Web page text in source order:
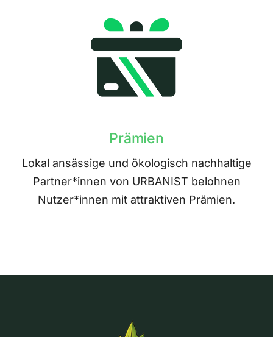
Prämien
Lokal ansässige und ökologisch nachhaltige
Partner*innen von URBANIST belohnen
Nutzer*innen mit attraktiven Prämien.